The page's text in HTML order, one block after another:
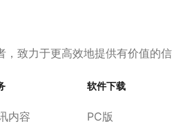
，致力于更高效地提供有价值的信
内容
软件下载
PC版